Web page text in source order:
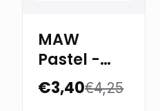
MAW
Pastel -
Snoopy
jumbo
€3,40€4,25